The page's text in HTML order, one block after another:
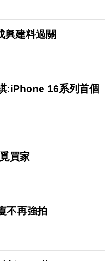
興建料過關
:iPhone 16系列首個
買家
不再強拍